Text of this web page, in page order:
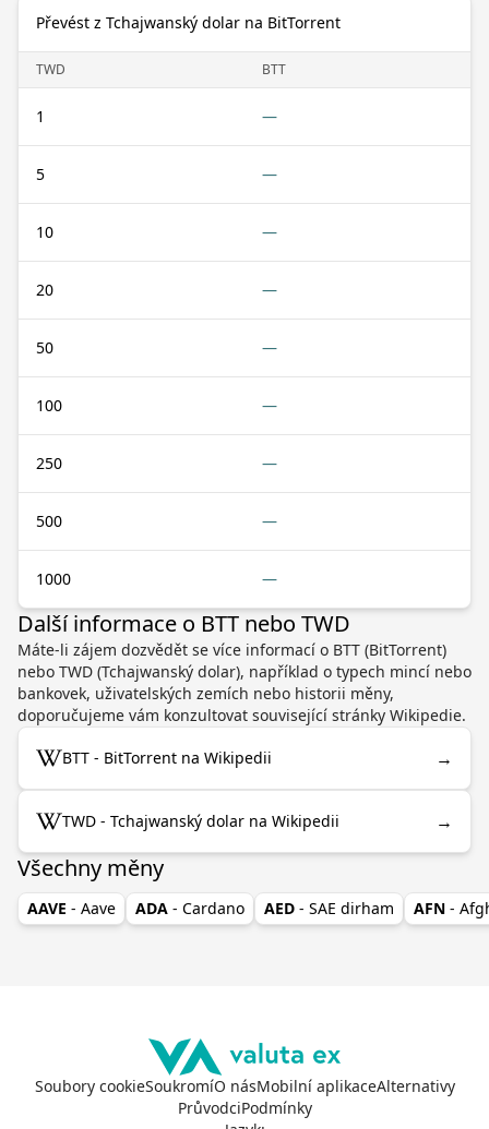
Převést z Tchajwanský dolar na BitTorrent
TWD BTT
1 —
5 —
10 —
20 —
50 —
100 —
250 —
500 —
1000 —
Další informace o BTT nebo TWD
Máte-li zájem dozvědět se více informací o BTT (BitTorrent)
nebo TWD (Tchajwanský dolar), například o typech mincí nebo
bankovek, uživatelských zemích nebo historii měny,
doporučujeme vám konzultovat související stránky Wikipedie.
BTT - BitTorrent na Wikipedii →
TWD - Tchajwanský dolar na Wikipedii →
Všechny měny
AAVE - Aave ADA - Cardano AED - SAE dirham AFN -
Soubory cookieSoukromíO násMobilní aplikaceAlternativy
PrůvodciPodmínky